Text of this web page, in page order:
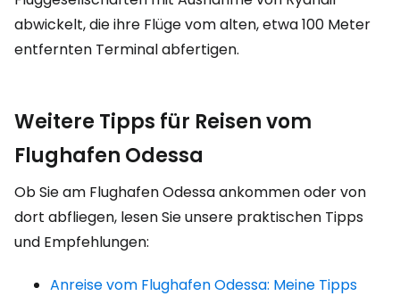
abwickelt, die ihre Flüge vom alten, etwa 100 Meter
entfernten Terminal abfertigen.
Weitere Tipps für Reisen vom
Flughafen Odessa
Ob Sie am Flughafen Odessa ankommen oder von
dort abfliegen, lesen Sie unsere praktischen Tipps
und Empfehlungen:
Anreise vom Flughafen Odessa: Meine Tipps